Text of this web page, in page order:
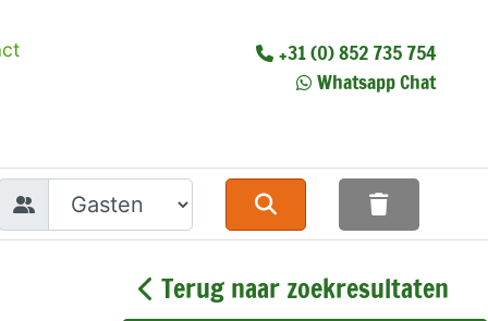
+31 (0) 852 735 754
Whatsapp Chat
Terug naar zoekresultaten